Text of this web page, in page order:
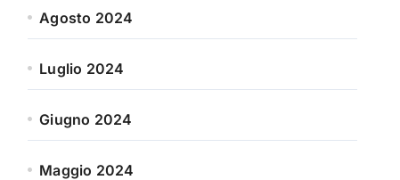
Agosto 2024
Luglio 2024
Giugno 2024
Maggio 2024